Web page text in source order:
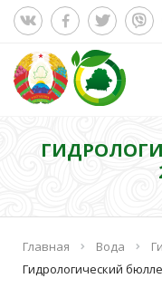
Главная Вода
Гидрологический